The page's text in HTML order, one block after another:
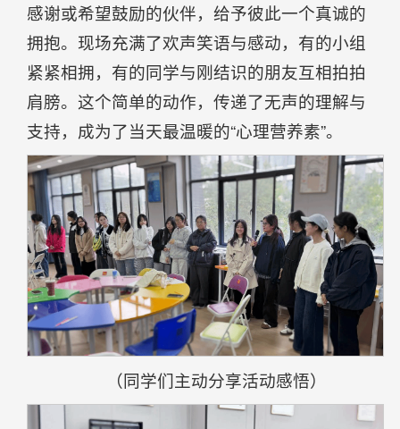
感谢或希望鼓励的伙伴，给予彼此一个真诚的
拥抱。现场充满了欢声笑语与感动，有的小组
紧紧相拥，有的同学与刚结识的朋友互相拍拍
肩膀。这个简单的动作，传递了无声的理解与
支持，成为了当天最温暖的“心理营养素”。
（同学们主动分享活动感悟）